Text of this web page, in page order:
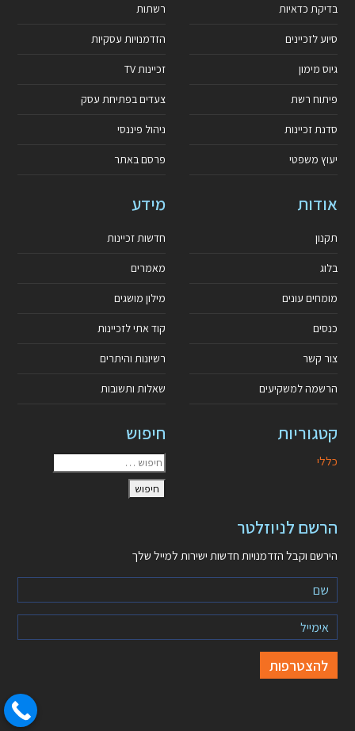
בדיקת כדאיות
סיוע לזכיינים
גיוס מימון
פיתוח רשת
סדנת זכיינות
יעוץ משפטי
רשתות
הזדמנויות עסקיות
זכיינות TV
צעדים בפתיחת עסק
ניהול פיננסי
פרסם באתר
אודות
תקנון
בלוג
מומחים עונים
כנסים
צור קשר
הרשמה למשקיעים
מידע
חדשות זכיינות
מאמרים
מילון מושגים
קוד אתי לזכיינות
רשיונות והיתרים
שאלות ותשובות
קטגוריות
כללי
חיפוש
הרשם לניוזלטר
הירשם וקבל הזדמנויות חדשות ישירות למייל שלך